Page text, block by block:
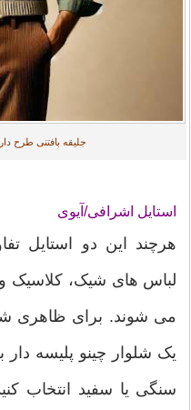
جلیقه بافتنی طرح
استایل اشرافی/آیوی
هرچند این دو استایل
لباس های شیک، کلاسیک
می شوند. برای ظاهری
یک شلوار چینو پلیسه
سنگی یا سفید انتخاب